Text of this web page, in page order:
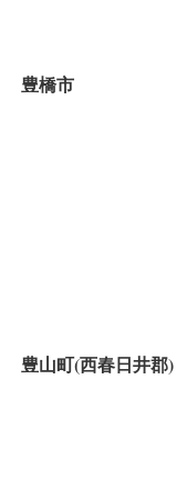
豊橋市
豊山町(西春日井郡)